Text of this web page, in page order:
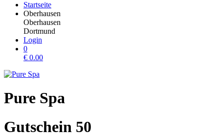
Startseite
Oberhausen
Oberhausen
Dortmund
Login
0
€ 0.00
Pure Spa
Gutschein 50